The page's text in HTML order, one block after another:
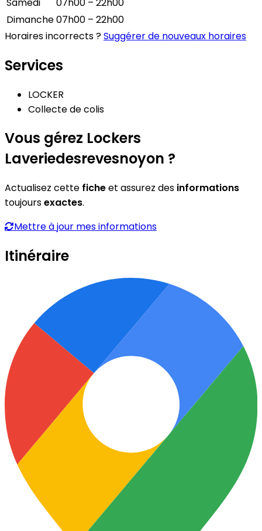
Dimanche07h00 – 22h00
Horaires incorrects ?Suggérer de nouveaux horaires
Services
LOCKER
Collecte de colis
Vous gérez Lockers
Laveriedesrevesnoyon ?
Actualisez cette ficheet assurez des informations
toujoursexactes.
Mettre à jour mes informations
Itinéraire